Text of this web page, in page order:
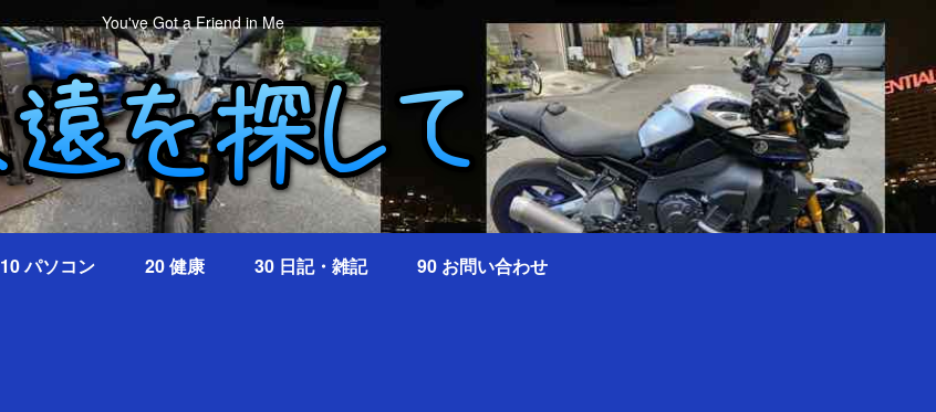
You've Got a Friend in Me
10 パソコン 20 健康 30 日記・雑記 90 お問い合わせ